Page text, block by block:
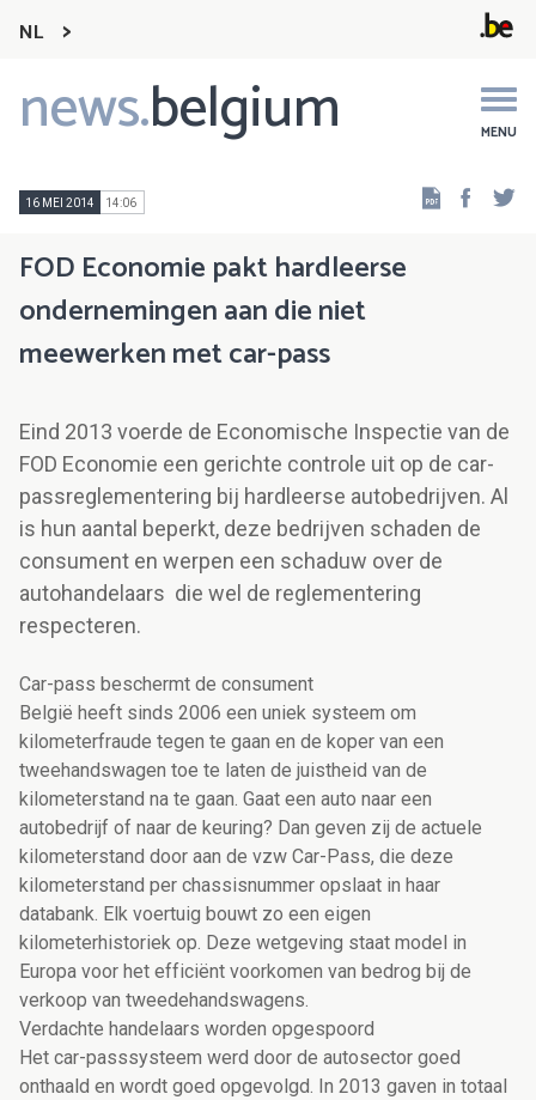
NL
news.belgium MENU
Main
navigation
16 MEI 2014 14:06
FOD Economie pakt hardleerse
ondernemingen aan die niet
meewerken met car-pass
Eind 2013 voerde de Economische Inspectie van de
FOD Economie een gerichte controle uit op de car-
passreglementering bij hardleerse autobedrijven. Al
is hun aantal beperkt, deze bedrijven schaden de
consument en werpen een schaduw over de
autohandelaars die wel de reglementering
respecteren.
Car-pass beschermt de consument
België heeft sinds 2006 een uniek systeem om
kilometerfraude tegen te gaan en de koper van een
tweehandswagen toe te laten de juistheid van de
kilometerstand na te gaan. Gaat een auto naar een
autobedrijf of naar de keuring? Dan geven zij de actuele
kilometerstand door aan de vzw Car-Pass, die deze
kilometerstand per chassisnummer opslaat in haar
databank. Elk voertuig bouwt zo een eigen
kilometerhistoriek op. Deze wetgeving staat model in
Europa voor het efficiënt voorkomen van bedrog bij de
verkoop van tweedehandswagens.
Verdachte handelaars worden opgespoord
Het car-passsysteem werd door de autosector goed
onthaald en wordt goed opgevolgd. In 2013 gaven in totaal